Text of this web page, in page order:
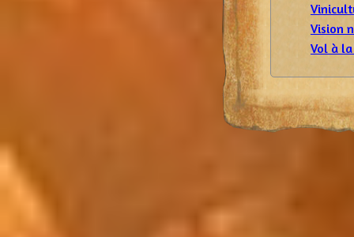
Vision
Vol à